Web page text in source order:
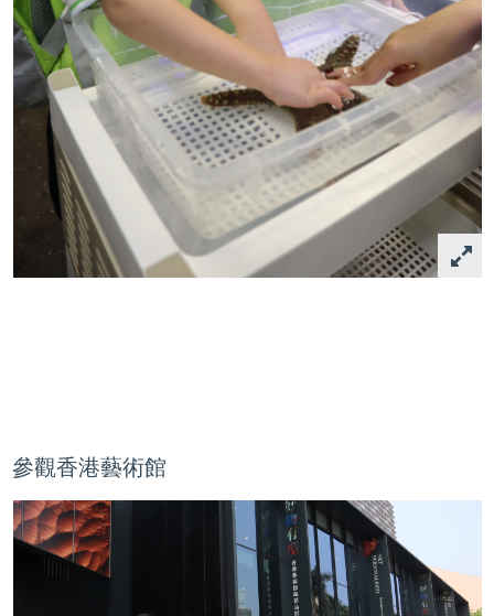
參觀香港藝術館